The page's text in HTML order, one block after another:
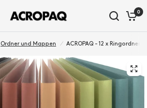
0
Ordner und Mappen / ACROPAQ - 12 x